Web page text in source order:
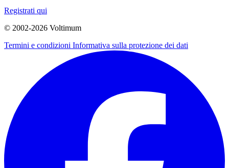
Registrati qui
© 2002-2026 Voltimum
Termini e condizioni Informativa sulla protezione dei dati